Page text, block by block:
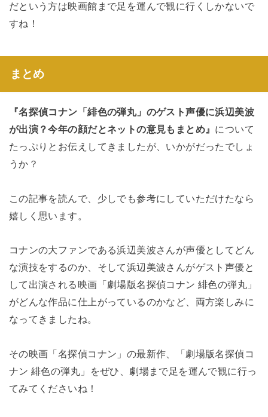
だという方は映画館まで足を運んで観に行くしかないで
すね！
まとめ
『名探偵コナン「緋色の弾丸」のゲスト声優に浜辺美波
が出演？今年の顔だとネットの意見もまとめ』 について
たっぷりとお伝えしてきましたが、いかがだったでしょ
うか？
この記事を読んで、少しでも参考にしていただけたなら
嬉しく思います。
コナンの大ファンである浜辺美波さんが声優としてどん
な演技をするのか、そして浜辺美波さんがゲスト声優と
して出演される映画「劇場版名探偵コナン 緋色の弾丸」
がどんな作品に仕上がっているのかなど、両方楽しみに
なってきましたね。
その映画「名探偵コナン」の最新作、「劇場版名探偵コ
ナン 緋色の弾丸」をぜひ、劇場まで足を運んで観に行っ
てみてくださいね！